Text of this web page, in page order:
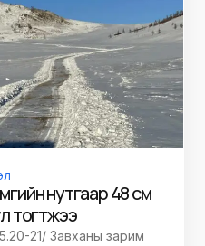
нутгаар 48 см
тогтжээ
21/ Завханы зарим